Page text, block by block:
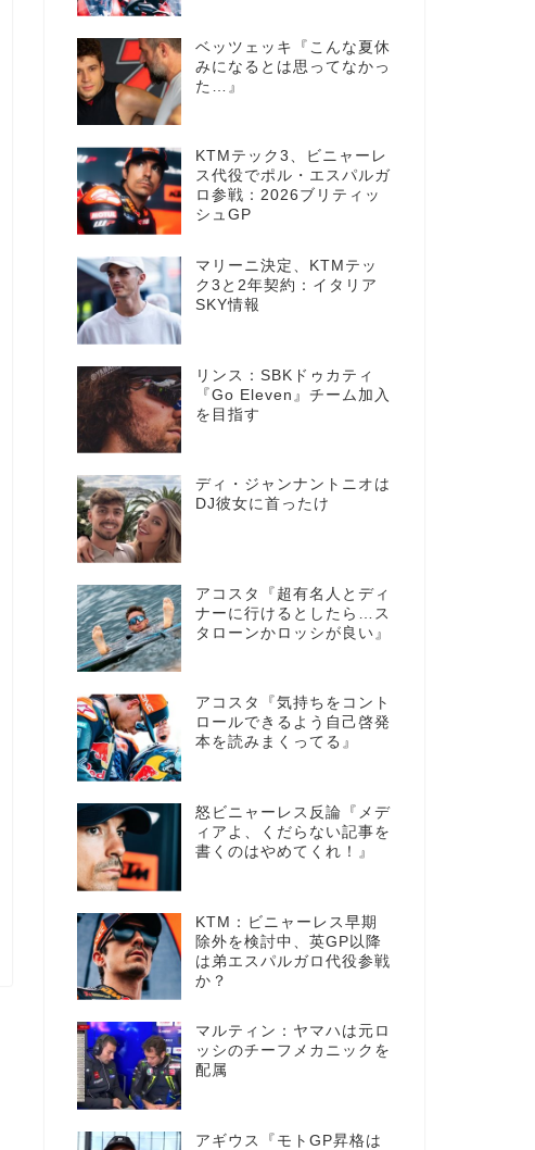
ベッツェッキ『こんな夏休
みになるとは思ってなかっ
た…』
KTMテック3、ビニャーレ
ス代役でポル・エスパルガ
ロ参戦：2026ブリティッ
シュGP
マリーニ決定、KTMテッ
ク3と2年契約：イタリア
SKY情報
リンス：SBKドゥカティ
『Go Eleven』チーム加入
を目指す
ディ・ジャンナントニオは
DJ彼女に首ったけ
アコスタ『超有名人とディ
ナーに行けるとしたら…ス
タローンかロッシが良い』
アコスタ『気持ちをコント
ロールできるよう自己啓発
本を読みまくってる』
怒ビニャーレス反論『メデ
ィアよ、くだらない記事を
書くのはやめてくれ！』
KTM：ビニャーレス早期
除外を検討中、英GP以降
は弟エスパルガロ代役参戦
か？
マルティン：ヤマハは元ロ
ッシのチーフメカニックを
配属
アギウス『モトGP昇格は